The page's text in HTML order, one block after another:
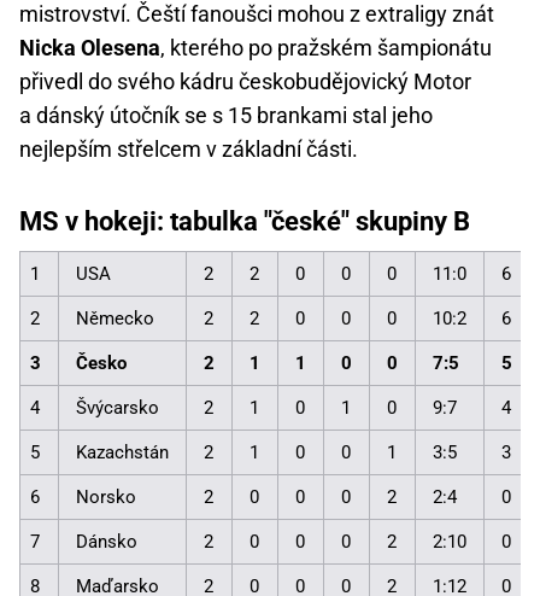
mistrovství. Čeští fanoušci mohou z extraligy znát
Nicka Olesena, kterého po pražském šampionátu
přivedl do svého kádru českobudějovický Motor
a dánský útočník se s 15 brankami stal jeho
nejlepším střelcem v základní části.
MS v hokeji: tabulka "české" skupiny B
1 USA 2 2 0 0 0 11:0 6
2 Německo 2 2 0 0 0 10:2 6
3 Česko 2 1 1 0 0 7:5 5
4 Švýcarsko 2 1 0 1 0 9:7 4
5 Kazachstán 2 1 0 0 1 3:5 3
6 Norsko 2 0 0 0 2 2:4 0
7 Dánsko 2 0 0 0 2 2:10 0
8 Maďarsko 2 0 0 0 2 1:12 0